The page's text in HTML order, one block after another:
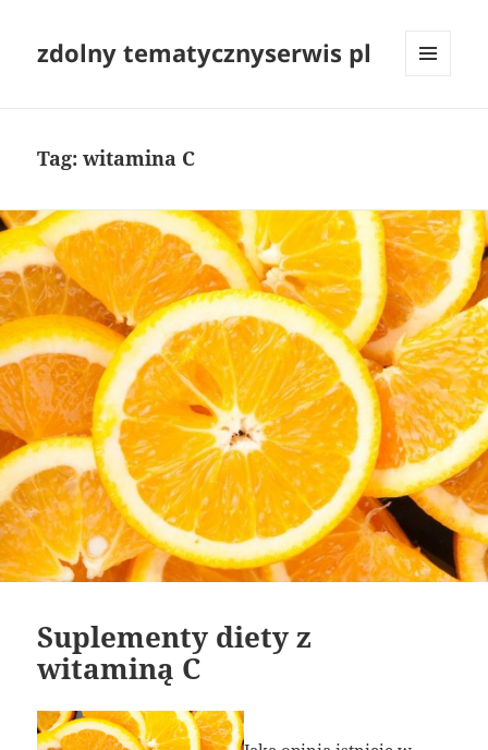
zdolny tematycznyserwis pl
Tag:witamina C
Suplementy diety z
witaminą C